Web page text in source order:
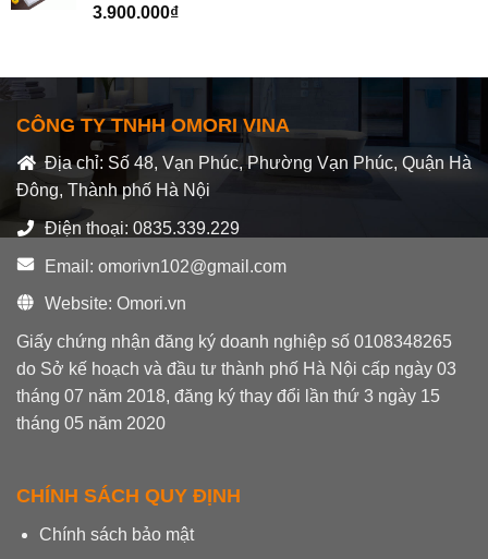
Được
5
sao
3.900.000₫
CÔNG TY TNHH OMORI VINA
Địa chỉ: Số 48, Vạn Phúc, Phường Vạn Phúc, Quận Hà
Đông, Thành phố Hà Nội
Điện thoại: 0835.339.229
Email: omorivn102@gmail.com
Website: Omori.vn
Giấy chứng nhận đăng ký doanh nghiệp số 0108348265
do Sở kế hoạch và đầu tư thành phố Hà Nội cấp ngày 03
tháng 07 năm 2018, đăng ký thay đổi lần thứ 3 ngày 15
tháng 05 năm 2020
CHÍNH SÁCH QUY ĐỊNH
Chính sách bảo mật